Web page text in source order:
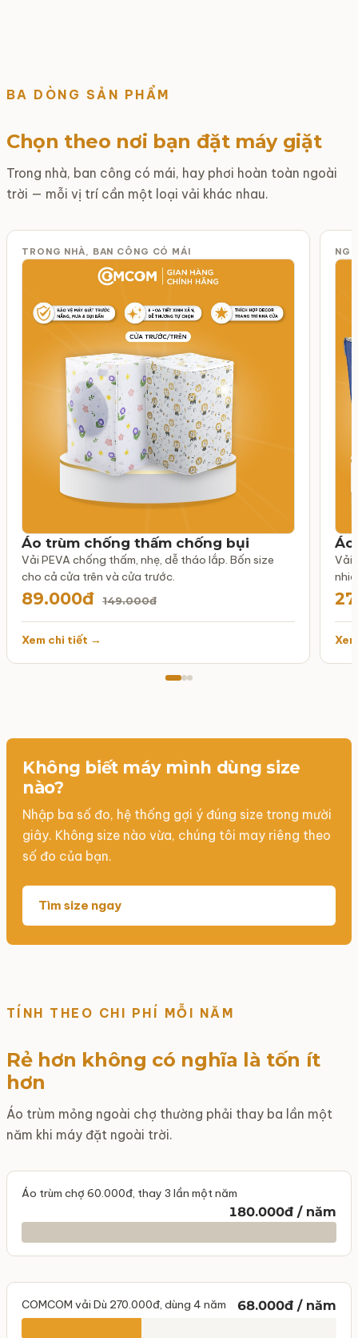
BA DÒNG SẢN PHẨM
Chọn theo nơi bạn đặt máy giặt
Trong nhà, ban công có mái, hay phơi hoàn toàn ngoài
trời — mỗi vị trí cần một loại vải khác nhau.
TRONG NHÀ, BAN CÔNG CÓ MÁI
Áo trùm chống thấm chống bụi
Vải PEVA chống thấm, nhẹ, dễ tháo lắp. Bốn size
cho cả cửa trên và cửa trước.
89.000đ 149.000đ
Áo
Vải
Không biết máy mình dùng size
nào?
Nhập ba số đo, hệ thống gợi ý đúng size trong mười
giây. Không size nào vừa, chúng tôi may riêng theo
số đo của bạn.
Tìm size ngay
TÍNH THEO CHI PHÍ MỖI NĂM
Rẻ hơn không có nghĩa là tốn ít
hơn
Áo trùm mỏng ngoài chợ thường phải thay ba lần một
năm khi máy đặt ngoài trời.
Áo trùm chợ 60.000đ, thay 3 lần một năm
180.000đ / năm
COMCOM vải Dù 270.000đ, dùng 4 năm 68.000đ / năm